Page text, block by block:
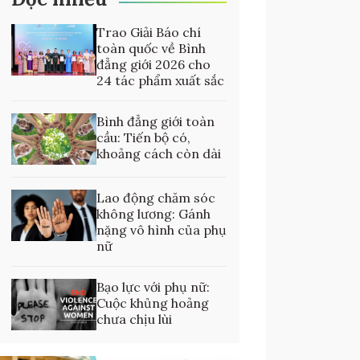
Trao Giải Báo chí
toàn quốc về Bình
đẳng giới 2026 cho
24 tác phẩm xuất sắc
Bình đẳng giới toàn
cầu: Tiến bộ có,
khoảng cách còn dài
Lao động chăm sóc
không lương: Gánh
nặng vô hình của phụ
nữ
Bạo lực với phụ nữ:
Cuộc khủng hoảng
chưa chịu lùi